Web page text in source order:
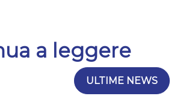
a leggere
ULTIME NEWS